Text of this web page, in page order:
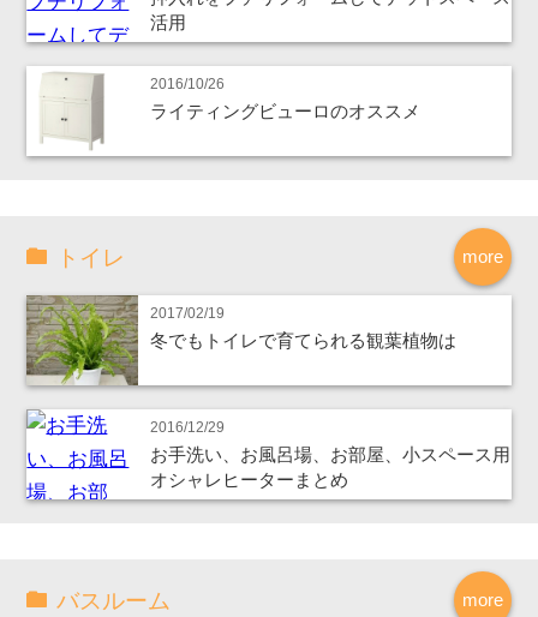
活用
2016/10/26
ライティングビューロのオススメ
more
トイレ
2017/02/19
冬でもトイレで育てられる観葉植物は
2016/12/29
お手洗い、お風呂場、お部屋、小スペース用
オシャレヒーターまとめ
more
バスルーム